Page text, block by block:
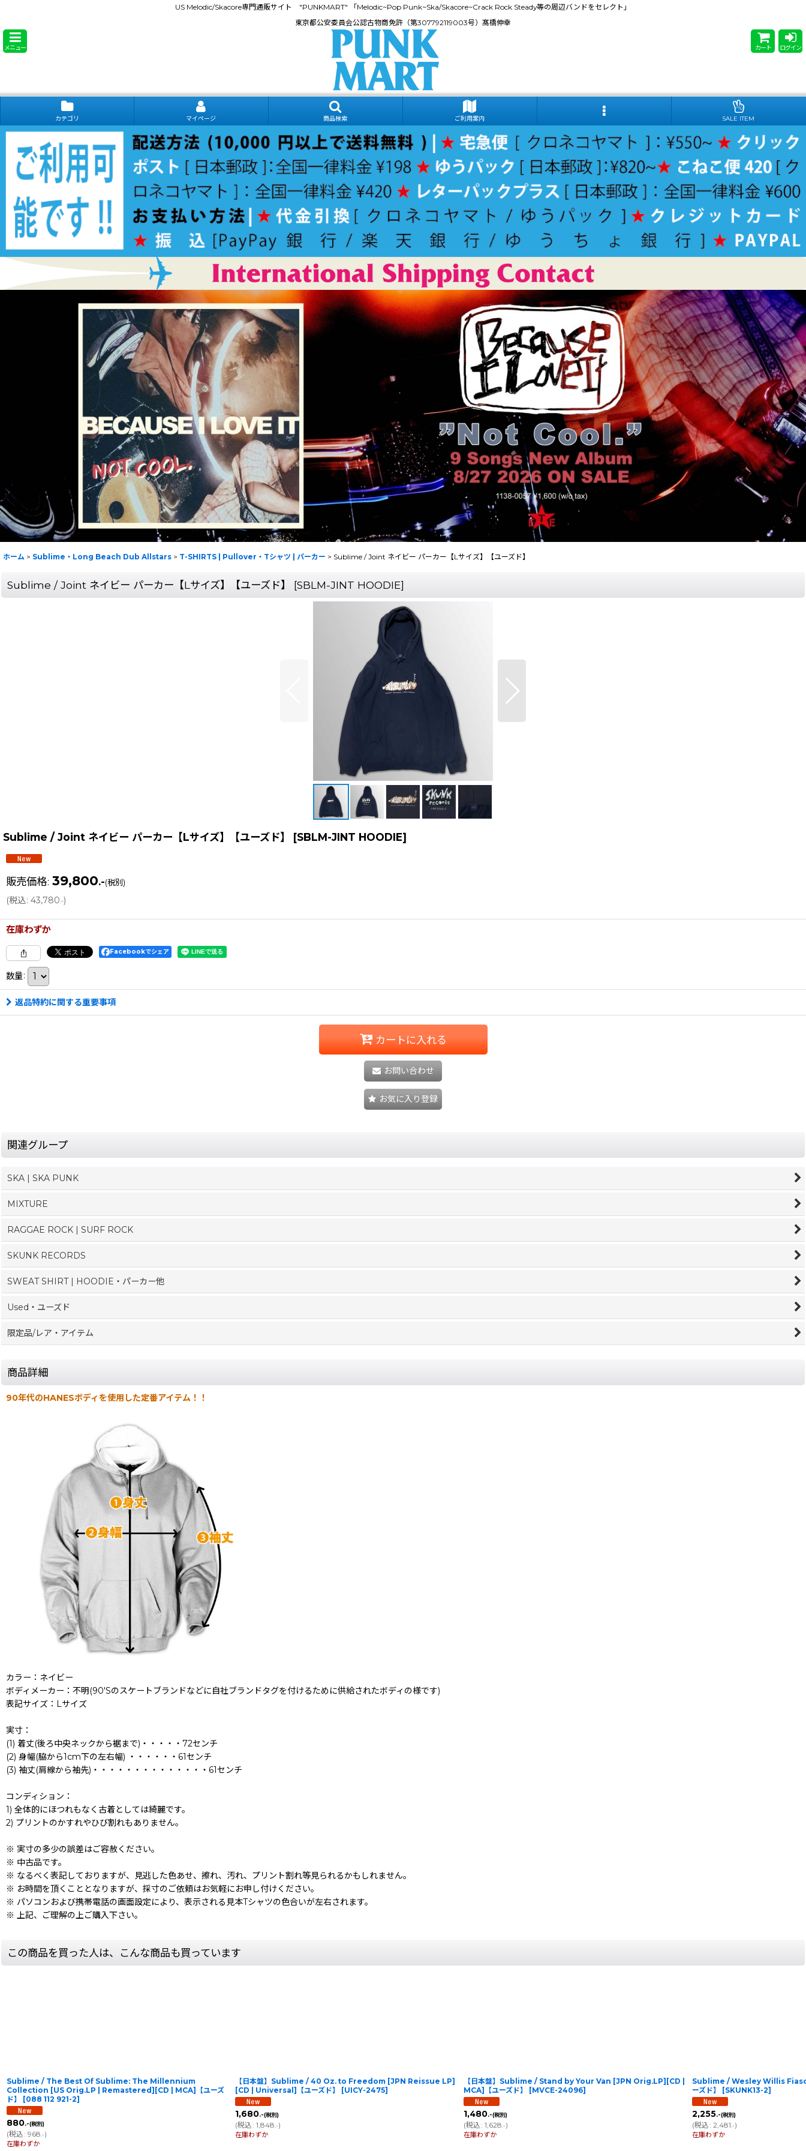
US Melodic/Skacore専門通販サイト "PUNKMART" 「Melodic~Pop Punk~Ska/Skacore~Crack Rock Steady等の周辺バンドをセレクト」
東京都公安委員会公認古物商免許（第307792119003号）髙橋伸幸
メニュー カート ログイン
カテゴリ マイページ 商品検索 ご利用案内 SALE ITEM
ホーム > Sublime・Long Beach Dub Allstars > T-SHIRTS | Pullover・Tシャツ | パーカー > Sublime / Joint ネイビー パーカー【Lサイズ】【ユーズド】
Sublime / Joint ネイビー パーカー【Lサイズ】【ユーズド】 [SBLM-JINT HOODIE]
Sublime / Joint ネイビー パーカー【Lサイズ】【ユーズド】 [SBLM-JINT HOODIE]
販売価格: 39,800.-(税別)
(税込: 43,780.-)
在庫わずか
Facebookでシェア
数量:
返品特約に関する重要事項
カートに入れる
お問い合わせ
お気に入り登録
関連グループ
SKA | SKA PUNK
MIXTURE
RAGGAE ROCK | SURF ROCK
SKUNK RECORDS
SWEAT SHIRT | HOODIE・パーカー他
Used・ユーズド
限定品/レア・アイテム
商品詳細
90年代のHANESボディを使用した定番アイテム！！
カラー：ネイビー
ボディメーカー：不明(90'Sのスケートブランドなどに自社ブランドタグを付けるために供給されたボディの様です)
表記サイズ：Lサイズ
実寸：
(1) 着丈(後ろ中央ネックから裾まで)・・・・・72センチ
(2) 身幅(脇から1cm下の左右幅) ・・・・・・61センチ
(3) 袖丈(肩線から袖先)・・・・・・・・・・・・・・61センチ
コンディション：
1) 全体的にほつれもなく古着としては綺麗です。
2) プリントのかすれやひび割れもありません。
※ 実寸の多少の誤差はご容赦ください。
※ 中古品です。
※ なるべく表記しておりますが、見逃した色あせ、擦れ、汚れ、プリント割れ等見られるかもしれません。
※ お時間を頂くこととなりますが、採寸のご依頼はお気軽にお申し付けください。
※ パソコンおよび携帯電話の画面設定により、表示される見本Tシャツの色合いが左右されます。
※ 上記、ご理解の上ご購入下さい。
この商品を買った人は、こんな商品も買っています
Sublime / The Best Of Sublime: The Millennium
Collection [US Orig.LP | Remastered][CD | MCA]【ユーズ
ド】
[088 112 921-2]
880.-(税別)
(税込: 968 .-)
在庫わずか
【日本盤】Sublime / 40 Oz. to Freedom [JPN Reissue LP]
[CD | Universal]【ユーズド】
[UICY-2475]
1,680.-(税別)
(税込: 1,848.-)
在庫わずか
【日本盤】Sublime / Stand by Your Van [JPN Orig.LP][CD |
MCA]【ユーズド】
[MVCE-24096]
1,480.-(税別)
(税込: 1,628.-)
在庫わずか
Sublime / Wesley Willis
ーズド】
[SKUNK13-2]
2,255.-(税別)
(税込: 2,481.-)
在庫わずか